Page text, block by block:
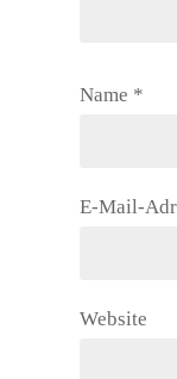
Name *
E-Mail-
Website